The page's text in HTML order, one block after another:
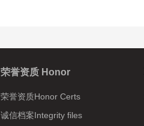
荣誉资质 Honor
荣誉资质Honor Certs
诚信档案Integrity files